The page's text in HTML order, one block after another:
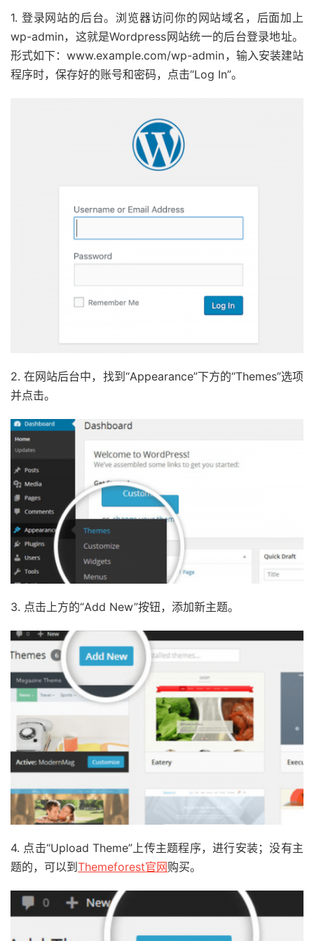
1. 登录网站的后台。浏览器访问你的网站域名，后面加上
wp-admin，这就是Wordpress网站统一的后台登录地址。
形式如下：www.example.com/wp-admin，输入安装建站
程序时，保存好的账号和密码，点击“Log In”。
2. 在网站后台中，找到“Appearance”下方的“Themes”选项
并点击。
3. 点击上方的“Add New”按钮，添加新主题。
4. 点击“Upload Theme”上传主题程序，进行安装；没有主
题的，可以到Themeforest官网购买。